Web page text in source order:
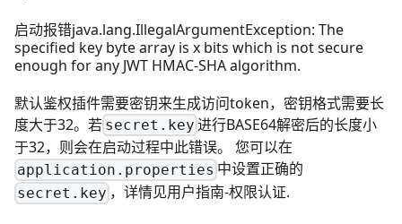
启动报错java.lang.IllegalArgumentException: The
specified key byte array is x bits which is not secure
enough for any JWT HMAC-SHA algorithm.
默认鉴权插件需要密钥来生成访问token，密钥格式需要长
度大于32。若 secret.key 进行BASE64解密后的长度小
于32，则会在启动过程中此错误。 您可以在
application.properties 中设置正确的
secret.key ，详情见用户指南-权限认证.